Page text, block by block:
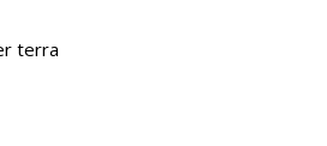
terra